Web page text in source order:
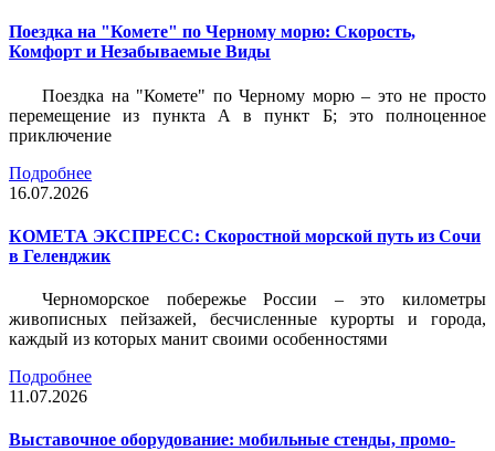
Поездка на "Комете" по Черному морю: Скорость,
Комфорт и Незабываемые Виды
Поездка на "Комете" по Черному морю – это не просто
перемещение из пункта А в пункт Б; это полноценное
приключение
Подробнее
16.07.2026
КОМЕТА ЭКСПРЕСС: Скоростной морской путь из Сочи
в Геленджик
Черноморское побережье России – это километры
живописных пейзажей, бесчисленные курорты и города,
каждый из которых манит своими особенностями
Подробнее
11.07.2026
Выставочное оборудование: мобильные стенды, промо-